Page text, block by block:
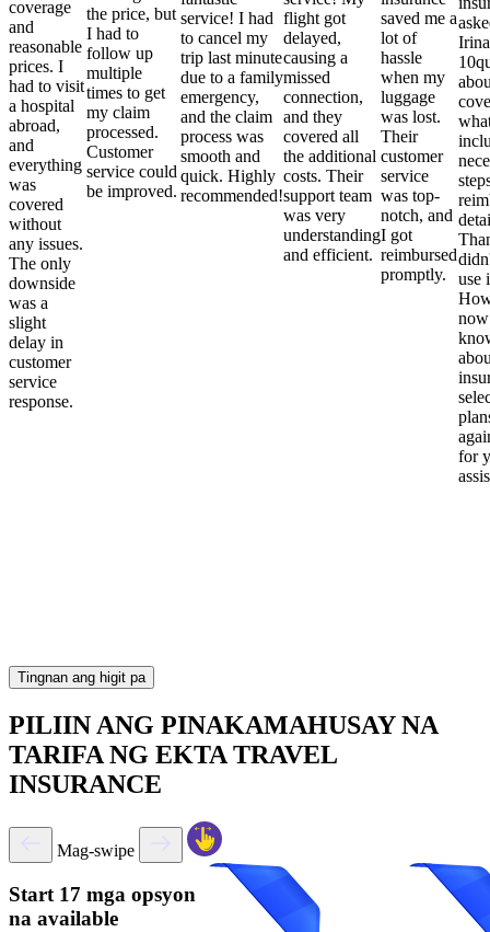
coverage
and
reasonable
prices. I
had to visit
a hospital
abroad,
and
everything
was
covered
without
any issues.
The only
downside
was a
slight
delay in
customer
service
response.
the price, but
I had to
follow up
multiple
times to get
my claim
processed.
Customer
service could
be improved.
service! I had
to cancel my
trip last minute
due to a family
emergency,
and the claim
process was
smooth and
quick. Highly
recommended!
flight got
delayed,
causing a
missed
connection,
and they
covered all
the additional
costs. Their
support team
was very
understanding
and efficient.
saved me a
lot of
hassle
when my
luggage
was lost.
Their
customer
service
was top-
notch, and
I got
reimbursed
promptly.
use
for
Tingnan ang higit pa
PILIIN ANG PINAKAMAHUSAY NA
TARIFA NG EKTA TRAVEL
INSURANCE
Mag-swipe
Start 17 mga opsyon
na available